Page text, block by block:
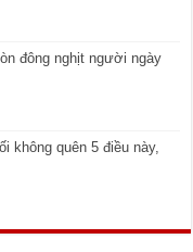
đông nghịt người ngày
không quên 5 điều này,